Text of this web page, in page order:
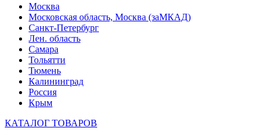
Москва
Московская область, Москва (заМКАД)
Санкт-Петербург
Лен. область
Самара
Тольятти
Тюмень
Калининград
Россия
Крым
КАТАЛОГ ТОВАРОВ